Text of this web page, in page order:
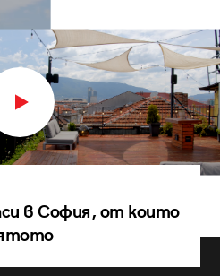
в София, от които